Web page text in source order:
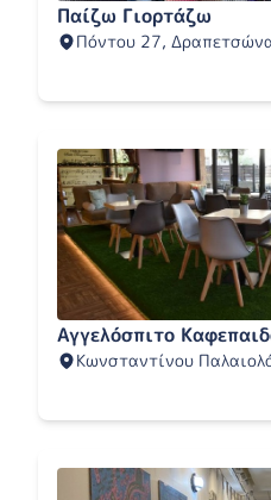
Παίζω Γιορτάζω
Πόντου 27,
Αγγελόσπιτο
Κωνσταντίνου